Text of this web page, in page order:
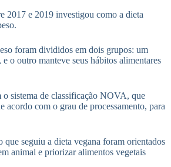
2017 e 2019 investigou como a dieta
foram divididos em dois grupos: um
o outro manteve seus hábitos alimentares
o sistema de classificação NOVA, que
acordo com o grau de processamento, para
que seguiu a dieta vegana foram orientados
animal e priorizar alimentos vegetais